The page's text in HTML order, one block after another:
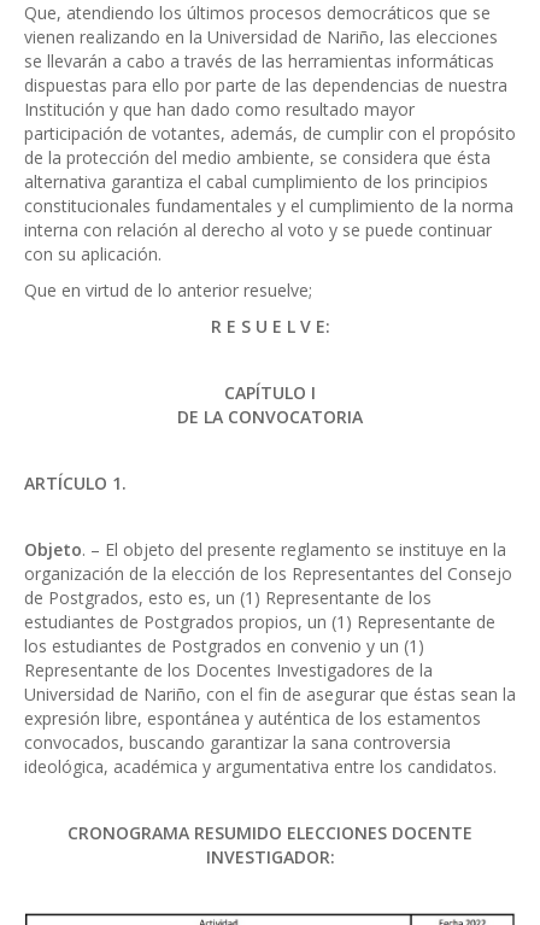
Que, atendiendo los últimos procesos democráticos que se
vienen realizando en la Universidad de Nariño, las elecciones
se llevarán a cabo a través de las herramientas informáticas
dispuestas para ello por parte de las dependencias de nuestra
Institución y que han dado como resultado mayor
participación de votantes, además, de cumplir con el propósito
de la protección del medio ambiente, se considera que ésta
alternativa garantiza el cabal cumplimiento de los principios
constitucionales fundamentales y el cumplimiento de la norma
interna con relación al derecho al voto y se puede continuar
con su aplicación.
Que en virtud de lo anterior resuelve;
R E S U E L V E:
CAPÍTULO I
DE LA CONVOCATORIA
ARTÍCULO 1.
Objeto. – El objeto del presente reglamento se instituye en la
organización de la elección de los Representantes del Consejo
de Postgrados, esto es, un (1) Representante de los
estudiantes de Postgrados propios, un (1) Representante de
los estudiantes de Postgrados en convenio y un (1)
Representante de los Docentes Investigadores de la
Universidad de Nariño, con el fin de asegurar que éstas sean la
expresión libre, espontánea y auténtica de los estamentos
convocados, buscando garantizar la sana controversia
ideológica, académica y argumentativa entre los candidatos.
CRONOGRAMA RESUMIDO ELECCIONES DOCENTE
INVESTIGADOR: